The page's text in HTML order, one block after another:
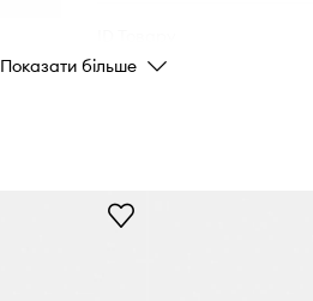
Показати більше